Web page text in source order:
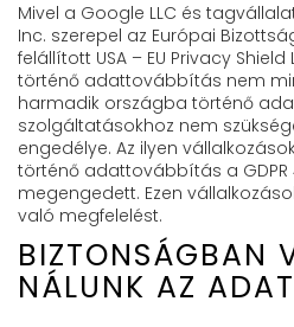
Mivel a Google LLC és
Inc. szerepel az Európai
felállított USA – EU Privacy
történő adattovábbítás nem
harmadik országba történő
szolgáltatásokhoz nem
engedélye. Az ilyen
történő adattovábbítás a GDPR
megengedett. Ezen
való megfelelést.
BIZTONSÁGBAN
NÁLUNK AZ